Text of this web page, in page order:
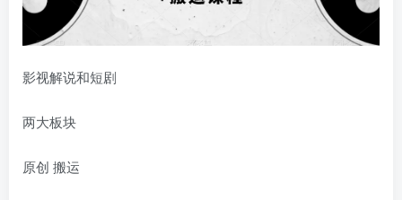
影视解说和短剧
两大板块
原创 搬运